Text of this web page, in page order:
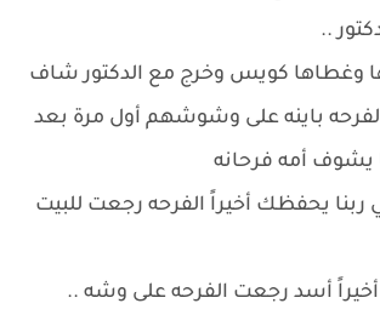
..
وغطاها كويس وخرج مع الدكتور شاف
باينه على وشوشهم أول مرة بعد
يشوف أمه فرحانه
ربنا يحفظك أخيراً الفرحه رجعت للبيت
أخيراً أسد رجعت الفرحه على وشه ..